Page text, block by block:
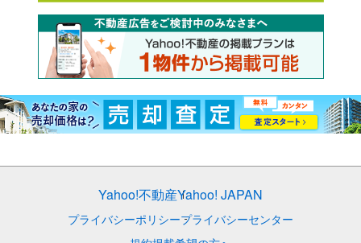
Yahoo!不動産Yahoo! JAPAN
プライバシーポリシープライバシーセンター